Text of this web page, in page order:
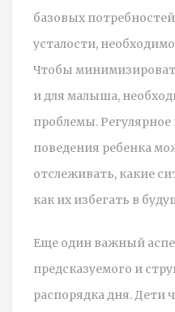
базовых
усталости,
Чтобы
и для малыша,
проблемы.
поведения ребенка
отслеживать, какие
как их избегать в
Еще один важный
предсказуемого и
распорядка дня. Дети